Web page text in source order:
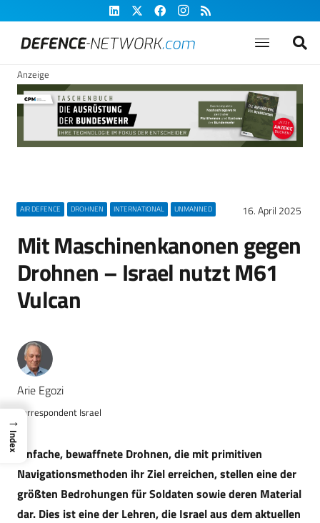
Anzeige
AIR DEFENCE DROHNEN INTERNATIONAL UNMANNED 16. April 2025
Mit Maschinenkanonen gegen
Drohnen – Israel nutzt M61
Vulcan
Arie Egozi
Korrespondent Israel
Einfache, bewaffnete Drohnen, die mit primitiven
Navigationsmethoden ihr Ziel erreichen, stellen eine der
größten Bedrohungen für Soldaten sowie deren Material
dar. Dies ist eine der Lehren, die Israel aus dem aktuellen
→
Index